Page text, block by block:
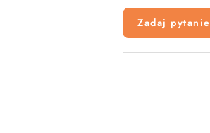
Zadaj pytanie